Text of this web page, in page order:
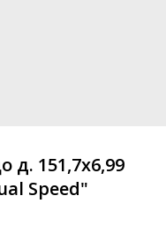
д. 151,7x6,99
Speed"